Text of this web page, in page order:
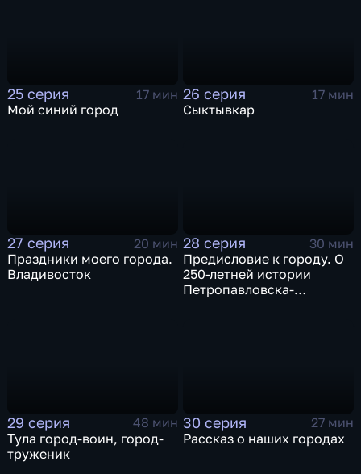
25 серия
17 мин
Мой синий город
26 серия
17 мин
Сыктывкар
27 серия
20 мин
Праздники моего города.
Владивосток
28 серия
30 мин
Предисловие к городу. О
250-летней истории
Петропавловска-
29 серия
48 мин
Тула город-воин, город-
труженик
30 серия
27 мин
Рассказ о наших городах